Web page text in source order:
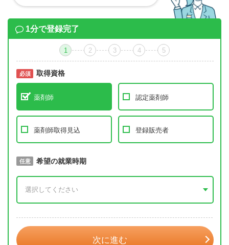
1分で登録完了
1 2 3 4 5
必須 取得資格
薬剤師 認定薬剤師
薬剤師取得見込 登録販売者
必須 取得予定年
任意 希望の就業時期
次に進む